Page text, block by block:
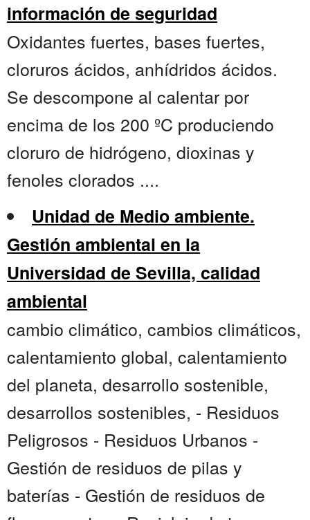
información de seguridad
Oxidantes fuertes, bases fuertes,
cloruros ácidos, anhídridos ácidos.
Se descompone al calentar por
encima de los 200 ºC produciendo
cloruro de hidrógeno, dioxinas y
fenoles clorados ....
Unidad de Medio ambiente.
Gestión ambiental en la
Universidad de Sevilla, calidad
ambiental
cambio climático, cambios climáticos,
calentamiento global, calentamiento
del planeta, desarrollo sostenible,
desarrollos sostenibles, - Residuos
Peligrosos - Residuos Urbanos -
Gestión de residuos de pilas y
baterías - Gestión de residuos de